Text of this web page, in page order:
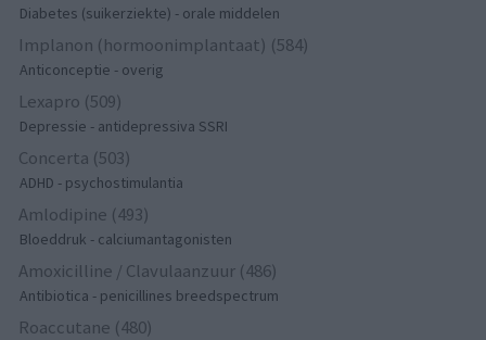
Diabetes (suikerziekte) - orale middelen
Implanon (hormoonimplantaat) (584)
Anticonceptie - overig
Lexapro (509)
Depressie - antidepressiva SSRI
Concerta (503)
ADHD - psychostimulantia
Amlodipine (493)
Bloeddruk - calciumantagonisten
Amoxicilline / Clavulaanzuur (486)
Antibiotica - penicillines breedspectrum
Roaccutane (480)